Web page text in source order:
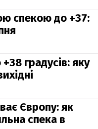
спекою до +37:
градусів: яку
Європу: як
спека в